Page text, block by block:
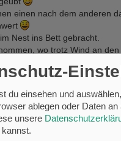
einen nach dem anderen
Nest ins Bett gebracht.
wo trotz Wind an
- es war ein einziges
wieder wohlbehalten in
fleissig genutzt.
ist Orkan
von den 3en (als Nr
du einsehen und
ablegen oder Daten
unsere